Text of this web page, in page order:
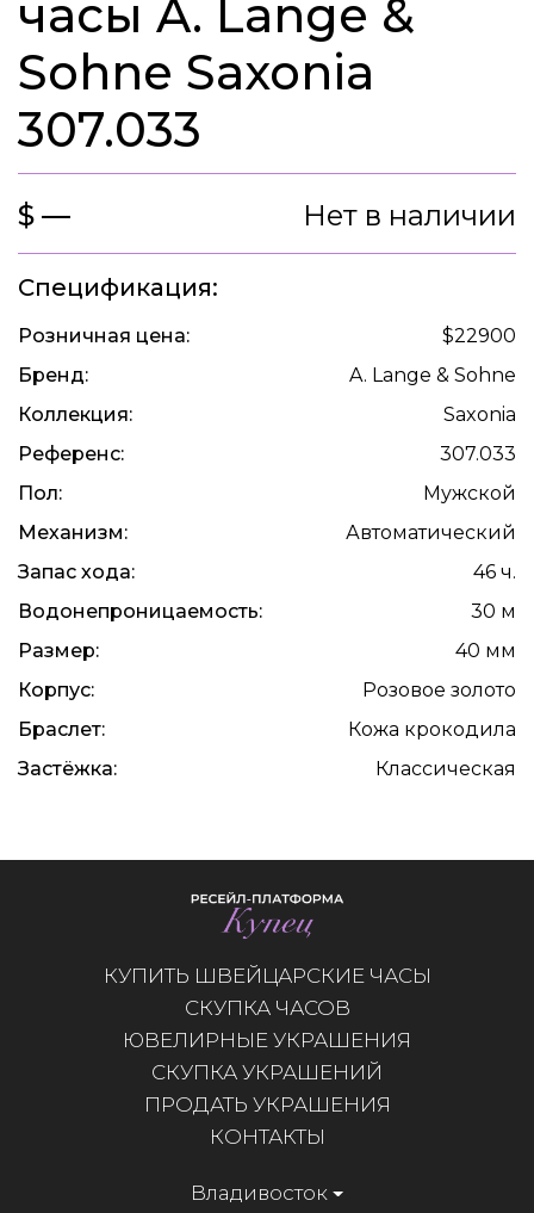
часы A. Lange &
Sohne Saxonia
307.033
$ — Нет в наличии
Спецификация:
Розничная цена:
$22900
Бренд:
A. Lange & Sohne
Коллекция:
Saxonia
Референс:
307.033
Пол:
Мужской
Механизм:
Автоматический
Запас хода:
46 ч.
Водонепроницаемость:
30 м
Размер:
40 мм
Корпус:
Розовое золото
Браслет:
Кожа крокодила
Застёжка:
Классическая
КУПИТЬ ШВЕЙЦАРСКИЕ ЧАСЫ
СКУПКА ЧАСОВ
ЮВЕЛИРНЫЕ УКРАШЕНИЯ
СКУПКА УКРАШЕНИЙ
ПРОДАТЬ УКРАШЕНИЯ
КОНТАКТЫ
Владивосток